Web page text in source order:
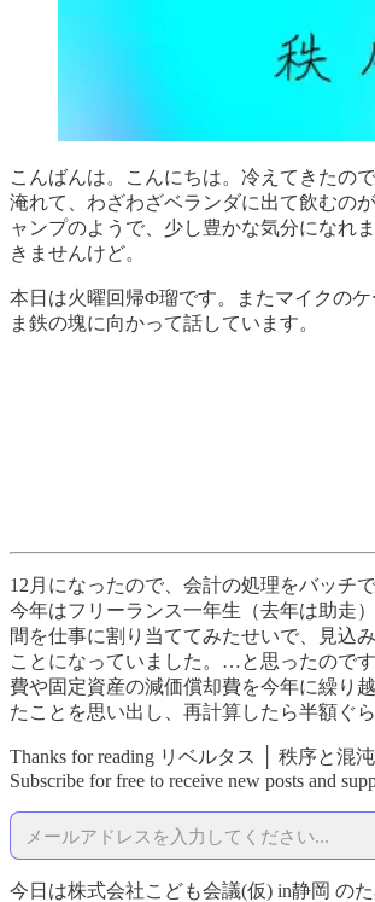
こんばんは。こんにちは。冷えてきたの
淹れて、わざわざベランダに出て飲むの
ャンプのようで、少し豊かな気分になれ
きませんけど。
本日は火曜回帰Φ瑠です。またマイクのケ
ま鉄の塊に向かって話しています。
12月になったので、会計の処理をバッチ
今年はフリーランス一年生（去年は助走
間を仕事に割り当ててみたせいで、見込
ことになっていました。…と思ったので
費や固定資産の減価償却費を今年に繰り
たことを思い出し、再計算したら半額ぐ
Thanks for reading リベルタス │ 秩序と混
Subscribe for free to receive new posts and
今日は株式会社こども会議(仮) in静岡 の